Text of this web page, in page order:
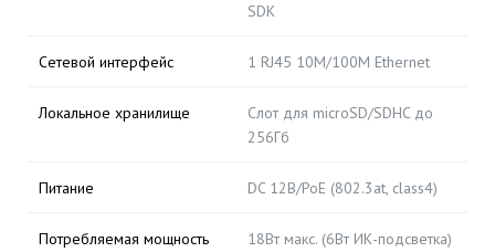
SDK
Сетевой интерфейс 1 RJ45 10M/100M Ethernet
Локальное хранилище
Слот для microSD/SDHC до
256Гб
Питание DC 12В/PoE (802.3at, class4)
Потребляемая мощность 18Вт макс. (6Вт ИК-подсветка)